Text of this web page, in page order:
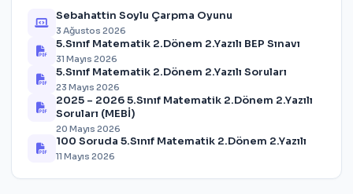
Sebahattin Soylu Çarpma Oyunu
3 Ağustos 2026
5.Sınıf Matematik 2.Dönem 2.Yazılı BEP Sınavı
31 Mayıs 2026
5.Sınıf Matematik 2.Dönem 2.Yazılı Soruları
23 Mayıs 2026
2025 – 2026 5.Sınıf Matematik 2.Dönem 2.Yazılı
Soruları (MEBİ)
20 Mayıs 2026
100 Soruda 5.Sınıf Matematik 2.Dönem 2.Yazılı
11 Mayıs 2026